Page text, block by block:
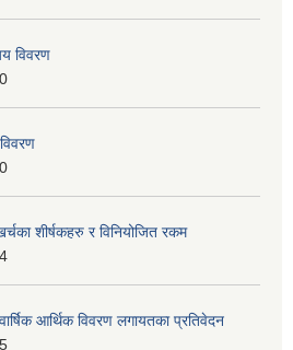
विवरण
शीर्षकहरु र विनियोजित रकम
आर्थिक विवरण लगायतका प्रतिवेदन